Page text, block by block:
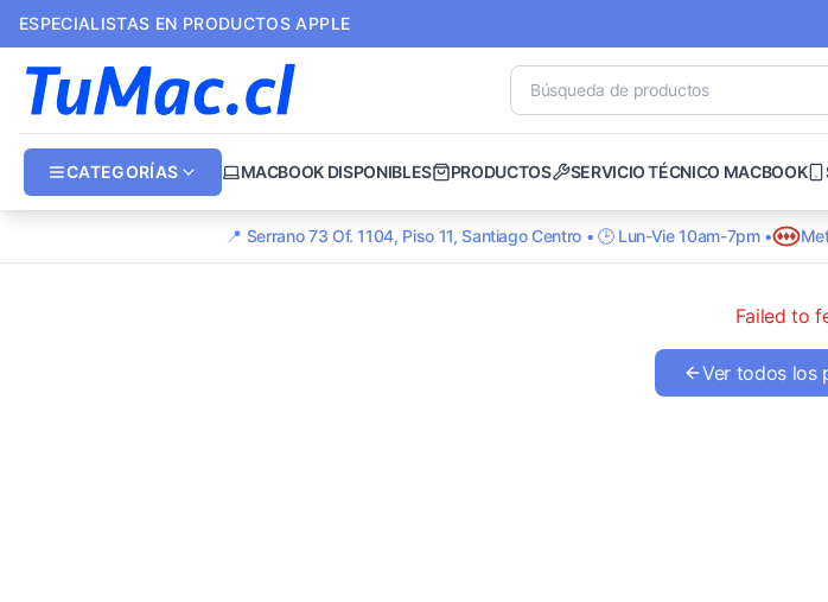
ESPECIALISTAS EN PRODUCTOS APPLE
CATEGORÍAS MACBOOK DISPONIBLES PRODUCTOS SERVICIO TÉCNICO MACBOOK
📍 Serrano 73 Of. 1104, Piso 11, Santiago Centro • 🕒 Lun-Vie 10am-7pm •
Failed to
Ver todos los